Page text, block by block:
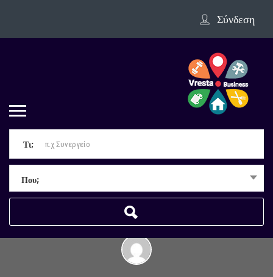
Σύνδεση
Τι;
Που;